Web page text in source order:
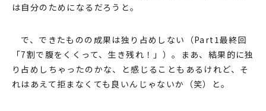
は⾃分のためになるだろうと。
で、できたものの成果は独り占めしない（Part1最終回
「7割で腹をくくって、⽣き残れ！」 ）。まあ、結果的に独
り占めしちゃったのかな、と感じることもあるけれど、そ
れはあえて拒まなくても良いんじゃないか（笑）と。